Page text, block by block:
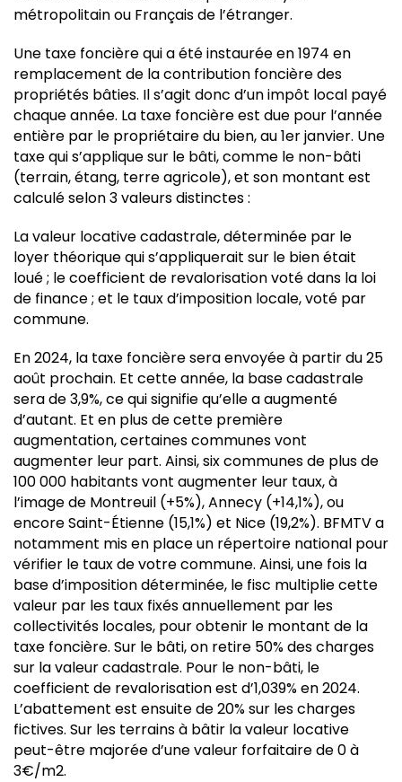
métropolitain ou Français de l’étranger.
Une taxe foncière qui a été instaurée en 1974 en
remplacement de la contribution foncière des
propriétés bâties. Il s’agit donc d’un impôt local payé
chaque année. La taxe foncière est due pour l’année
entière par le propriétaire du bien, au 1er janvier. Une
taxe qui s’applique sur le bâti, comme le non-bâti
(terrain, étang, terre agricole), et son montant est
calculé selon 3 valeurs distinctes :
La valeur locative cadastrale, déterminée par le
loyer théorique qui s’appliquerait sur le bien était
loué ; le coefficient de revalorisation voté dans la loi
de finance ; et le taux d’imposition locale, voté par
commune.
En 2024, la taxe foncière sera envoyée à partir du 25
août prochain. Et cette année, la base cadastrale
sera de 3,9%, ce qui signifie qu’elle a augmenté
d’autant. Et en plus de cette première
augmentation, certaines communes vont
augmenter leur part. Ainsi, six communes de plus de
100 000 habitants vont augmenter leur taux, à
l’image de Montreuil (+5%), Annecy (+14,1%), ou
encore Saint-Étienne (15,1%) et Nice (19,2%). BFMTV a
notamment mis en place un répertoire national pour
vérifier le taux de votre commune. Ainsi, une fois la
base d’imposition déterminée, le fisc multiplie cette
valeur par les taux fixés annuellement par les
collectivités locales, pour obtenir le montant de la
taxe foncière. Sur le bâti, on retire 50% des charges
sur la valeur cadastrale. Pour le non-bâti, le
coefficient de revalorisation est d’1,039% en 2024.
L’abattement est ensuite de 20% sur les charges
fictives. Sur les terrains à bâtir la valeur locative
peut-être majorée d’une valeur forfaitaire de 0 à
3€/m2.